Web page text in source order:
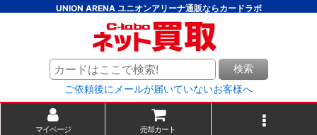
UNION ARENA ユニオンアリーナ通販ならカードラボ
検索
ご依頼後にメールが届いていないお客様へ
マイページ 売却カート